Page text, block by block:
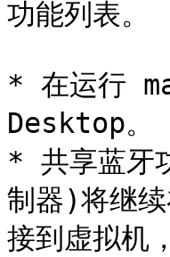
功能列表。
* 在运行
Desktop。
* 共享蓝牙
制器)将继
接到虚拟机